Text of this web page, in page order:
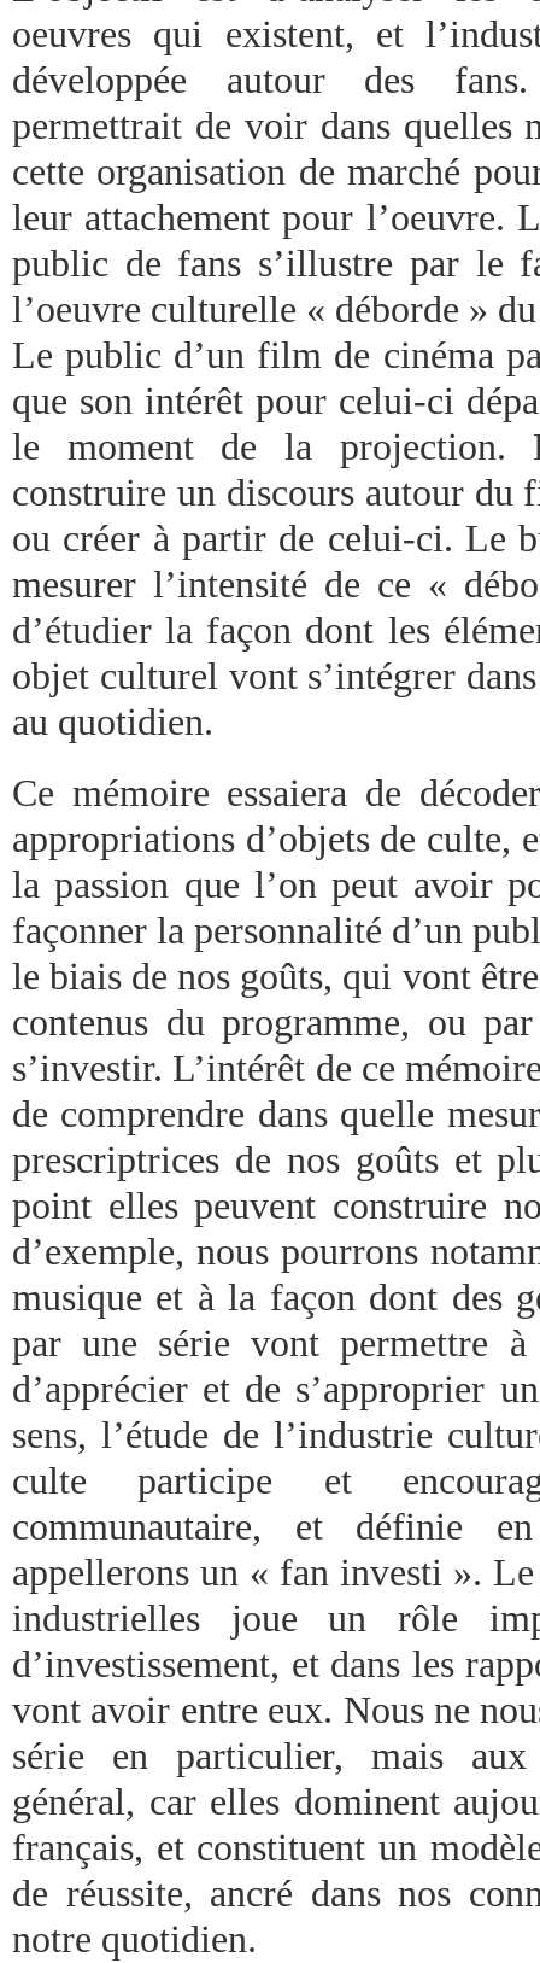
oeuvres qui existent, et
développée autour des
permettrait de voir dans quelles
cette organisation de marché
leur attachement pour l’oeuvre.
public de fans s’illustre par le
l’oeuvre culturelle « déborde »
Le public d’un film de cinéma
que son intérêt pour celui-ci
le moment de la
construire un discours autour du
ou créer à partir de celui-ci. Le
mesurer l’intensité de ce «
d’étudier la façon dont les
objet culturel vont s’intégrer
au quotidien.
Ce mémoire essaiera de
appropriations d’objets de culte,
la passion que l’on peut avoir
façonner la personnalité d’un
le biais de nos goûts, qui vont
contenus du programme, ou
s’investir. L’intérêt de ce
de comprendre dans quelle
prescriptrices de nos goûts et
point elles peuvent construire
d’exemple, nous pourrons
musique et à la façon dont des
par une série vont permettre
d’apprécier et de s’approprier
sens, l’étude de l’industrie
culte participe et
communautaire, et définie
appellerons un « fan investi ».
industrielles joue un rôle
d’investissement, et dans les
vont avoir entre eux. Nous ne
série en particulier, mais aux
général, car elles dominent
français, et constituent un
de réussite, ancré dans nos
notre quotidien.